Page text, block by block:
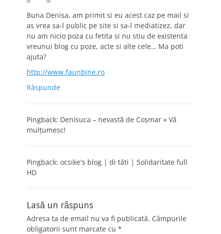
Buna Denisa, am primit si eu acest caz pe mail si
as vrea sa-l public pe site si sa-l mediatizez, dar
nu am nicio poza cu fetita si nu stiu de existenta
vreunui blog cu poze, acte si alte cele… Ma poti
ajuta?
http://www.faunbine.ro
Răspunde
Pingback: Denisuca – nevastă de Coşmar » Vă
mulţumesc!
Pingback: ocsike's blog | di tăti | Solidaritate full
HD
Lasă un răspuns
Adresa ta de email nu va fi publicată. Câmpurile
obligatorii sunt marcate cu *